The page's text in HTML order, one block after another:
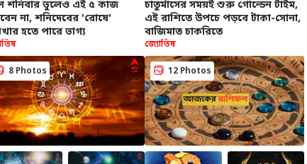
শনিবার ভুলেও এই ৫ কাজ
না, শনিদেবের 'রোষে'
হতে পারে ভাগ্য
চাতুর্মাসের সময়ই শুরু গোল্ডেন টাইম,
এই রাশিতে উপচে পড়বে টাকা-সোনা,
বাজিমাত চাকরিতে
8 Photos
জ্যোতিষ
12 Photos